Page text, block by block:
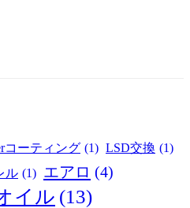
コーティング (1) LSD交換 (1)
ル (1) エアロ (4)
イル (13)